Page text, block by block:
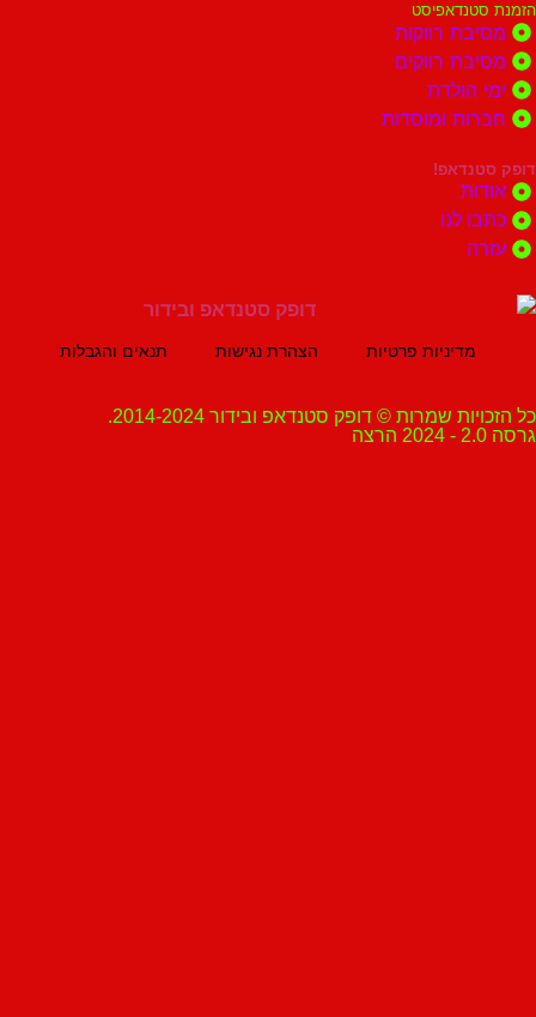
רווקות
רווקים
ומוסדות
לנו
מדיניות פרטיות הצהרת נגישות תנאים והגבלות
שמרות © דופק סטנדאפ ובידור 2014-2024.